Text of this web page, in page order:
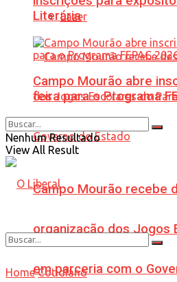
Lazer
Campo Mourão recebe
organização dos Jogos
em parceria com o
Literária
Campo Mourão abre
feira para o Programa
Nenhum Resultado
View All Result
Home Cotidiano